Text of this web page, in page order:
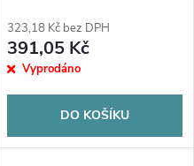
323,18 Kč bez DPH
391,05 Kč
Vyprodáno
DO KOŠÍKU